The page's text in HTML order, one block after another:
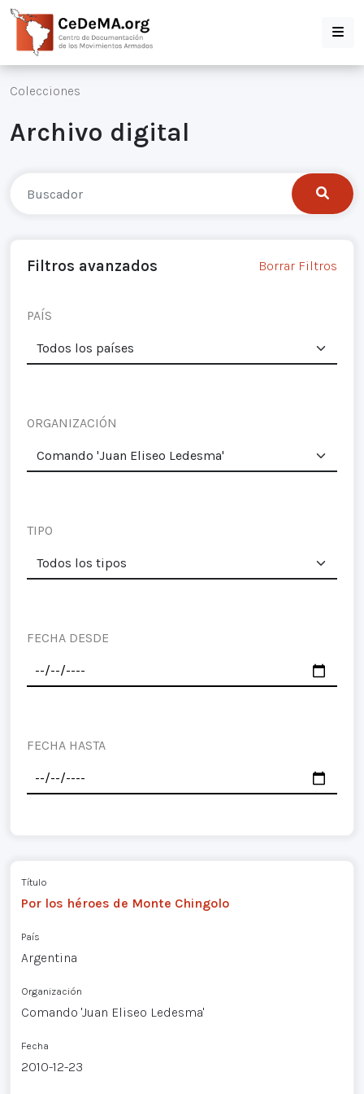
Colecciones
Archivo digital
Filtros avanzados Borrar Filtros
PAÍS
ORGANIZACIÓN
TIPO
FECHA DESDE
FECHA HASTA
Título
Por los héroes de Monte Chingolo
País
Argentina
Organización
Comando 'Juan Eliseo Ledesma'
Fecha
2010-12-23